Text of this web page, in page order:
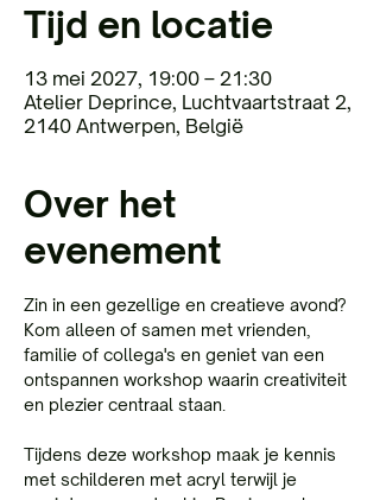
Tijd en locatie
13 mei 2027, 19:00 – 21:30
Atelier Deprince, Luchtvaartstraat 2,
2140 Antwerpen, België
Over het
evenement
Zin in een gezellige en creatieve avond?
Kom alleen of samen met vrienden,
familie of collega's en geniet van een
ontspannen workshop waarin creativiteit
en plezier centraal staan.
Tijdens deze workshop maak je kennis
met schilderen met acryl terwijl je